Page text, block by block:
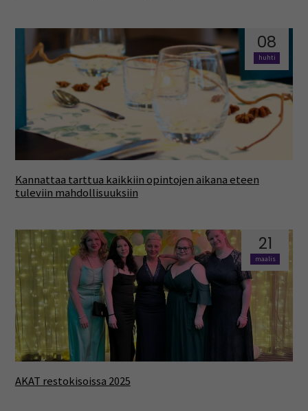
08
huhti
Kannattaa tarttua kaikkiin opintojen aikana eteen
tuleviin mahdollisuuksiin
21
maalis
AKAT restokisoissa 2025